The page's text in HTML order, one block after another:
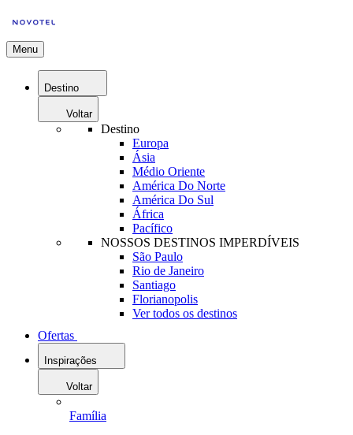
Menu
Destino
Voltar
Destino
Europa
Ásia
Médio Oriente
América Do Norte
América Do Sul
África
Pacífico
NOSSOS DESTINOS IMPERDÍVEIS
São Paulo
Rio de Janeiro
Santiago
Florianopolis
Ver todos os destinos
Ofertas
Inspirações
Voltar
Família